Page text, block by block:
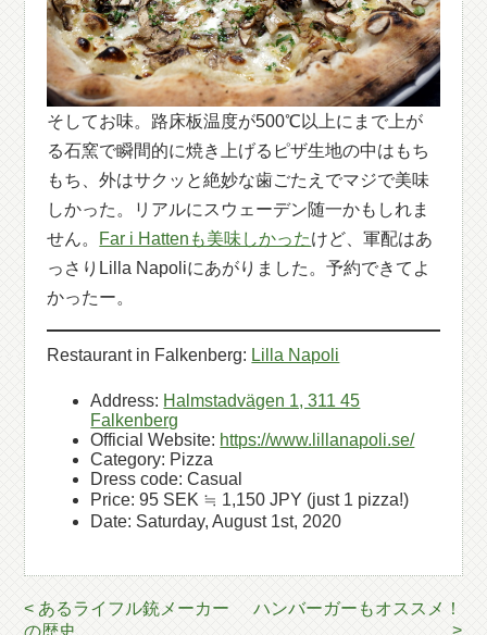
そしてお味。路床板温度が500℃以上にまで上が
る石窯で瞬間的に焼き上げるピザ生地の中はもち
もち、外はサクッと絶妙な歯ごたえでマジで美味
しかった。リアルにスウェーデン随一かもしれま
せん。 Far i Hattenも美味しかったけど、軍配はあ
っさりLilla Napoliにあがりました。予約できてよ
かったー。
Restaurant in Falkenberg: Lilla Napoli
Address: Halmstadvägen 1, 311 45
Falkenberg
Official Website: https://www.lillanapoli.se/
Category: Pizza
Dress code: Casual
Price: 95 SEK ≒ 1,150 JPY (just 1 pizza!)
Date: Saturday, August 1st, 2020
< あるライフル銃メーカー
の歴史
ハンバーガーもオススメ！
>